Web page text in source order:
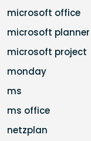
microsoft office
microsoft planner
microsoft project
monday
ms
ms office
netzplan